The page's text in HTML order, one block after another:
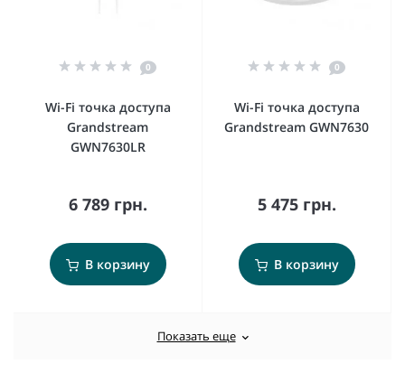
0
Wi-Fi точка доступа
Grandstream
GWN7630LR
6 789 грн.
В корзину
0
Wi-Fi точка доступа
Grandstream GWN7630
5 475 грн.
В корзину
Показать еще